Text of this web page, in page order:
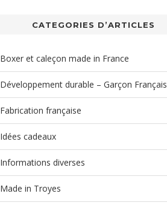
CATEGORIES D’ARTICLES
Boxer et caleçon made in France
Développement durable – Garçon Français
Fabrication française
Idées cadeaux
Informations diverses
Made in Troyes